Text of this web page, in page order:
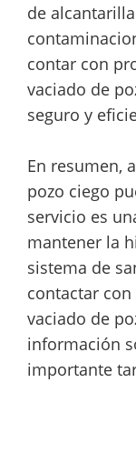
de
contar con
vaciado de
seguro y
En resumen,
pozo ciego
servicio es
mantener la
sistema de
contactar
vaciado de
información
importante